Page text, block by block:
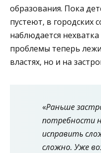
образования. Пока
пустеют, в городских
наблюдается
проблемы теперь
властях, но и на
«Раньше
потребности
исправить
сложно. Уже